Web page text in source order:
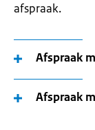
afspraak.
Afspraak
Afspraak